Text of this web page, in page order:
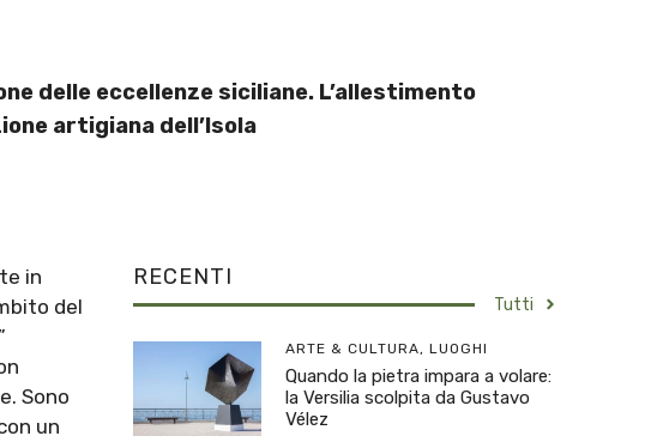
delle eccellenze siciliane. L’allestimento
artigiana dell’Isola
in
del
”
Sono
un
RECENTI
Tutti
ARTE & CULTURA, LUOGHI
Quando la pietra impara a volare:
la Versilia scolpita da Gustavo
Vélez